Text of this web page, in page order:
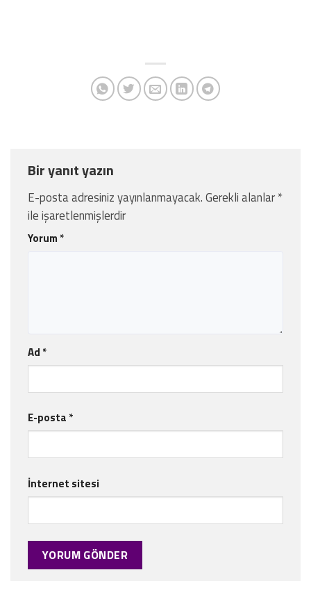
Bir yanıt yazın
E-posta adresiniz yayınlanmayacak.Gerekli alanlar*
ile işaretlenmişlerdir
Yorum *
Ad *
E-posta *
İnternet sitesi